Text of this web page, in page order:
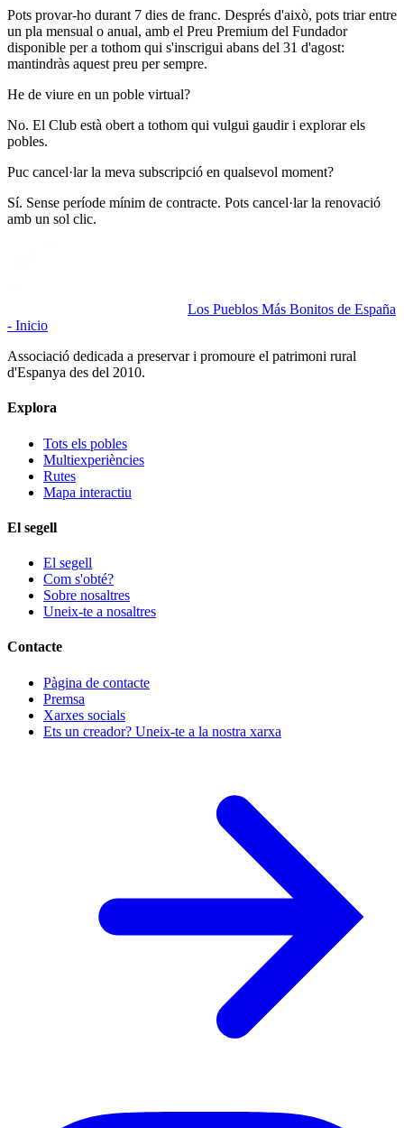
Pots provar-ho durant 7 dies de franc. Després d'això, pots triar entre
un pla mensual o anual, amb el Preu Premium del Fundador
disponible per a tothom qui s'inscrigui abans del 31 d'agost:
mantindràs aquest preu per sempre.
He de viure en un poble virtual?
No. El Club està obert a tothom qui vulgui gaudir i explorar els
pobles.
Puc cancel·lar la meva subscripció en qualsevol moment?
Sí. Sense període mínim de contracte. Pots cancel·lar la renovació
amb un sol clic.
Los Pueblos Más Bonitos de España
- Inicio
Associació dedicada a preservar i promoure el patrimoni rural
d'Espanya des del 2010.
Explora
Tots els pobles
Multiexperiències
Rutes
Mapa interactiu
El segell
El segell
Com s'obté?
Sobre nosaltres
Uneix-te a nosaltres
Contacte
Pàgina de contacte
Premsa
Xarxes socials
Ets un creador? Uneix-te a la nostra xarxa